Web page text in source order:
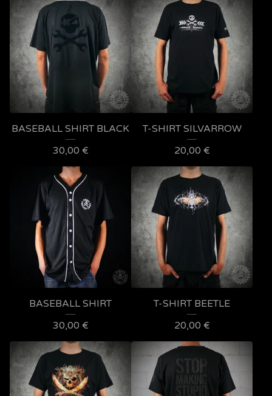
BASEBALL SHIRT BLACK
30,00 €
T-SHIRT SILVARROW
20,00 €
BASEBALL SHIRT
30,00 €
T-SHIRT BEETLE
20,00 €